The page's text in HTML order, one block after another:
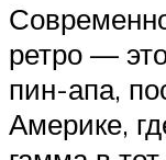
ретро —
пин-апа,
Америке,